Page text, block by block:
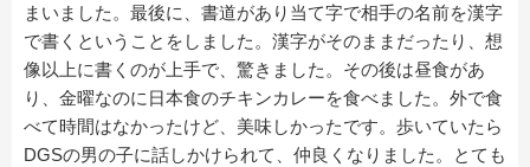
まいました。最後に、書道があり当て字で相手の名前を漢字
で書くということをしました。漢字がそのままだったり、想
像以上に書くのが上手で、驚きました。その後は昼食があ
り、金曜なのに日本食のチキンカレーを食べました。外で食
べて時間はなかったけど、美味しかったです。歩いていたら
DGSの男の子に話しかけられて、仲良くなりました。とても